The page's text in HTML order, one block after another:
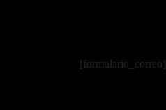
[formulario_correo]